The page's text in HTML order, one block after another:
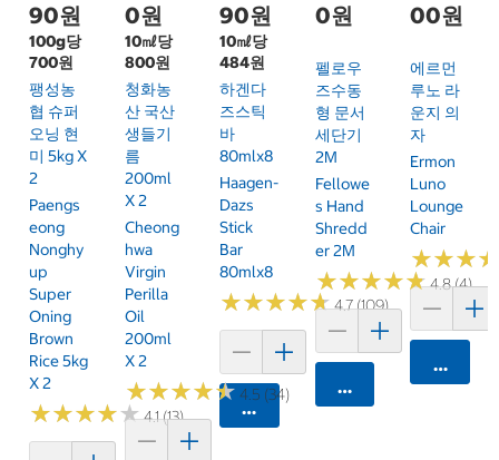
90원
100g당
700원
팽성농
협 슈퍼
오닝 현
미 5kg X
2
Paengs
Eong
Nonghy
Up
Super
Oning
Brown
Rice 5kg
X 2
★★★★★
★★★★★4.1 (13)
0원
10㎖당
800원
청화농
산 국산
생들기
름
200ml
X 2
Cheong
Hwa
Virgin
Perilla
Oil
200ml
X 2
★★★★★
★★★★★4.5 (34)
90원
10㎖당
484원
하겐다
즈스틱
바
80mlx8
Haagen-
Dazs
Stick
Bar
80mlx8
★★★★★
★★★★★4.7 (109)
카트에 담기
0원
펠로우
즈수동
형 문서
세단기
2M
Fellowe
S Hand
Shredd
Er 2M
★★★★★
★★★★★4.8 (4)
카트에 담기
00원
에르먼
루노 라
운지 의
자
Ermon
Luno
Lounge
Chair
★★★
★★★
카트에